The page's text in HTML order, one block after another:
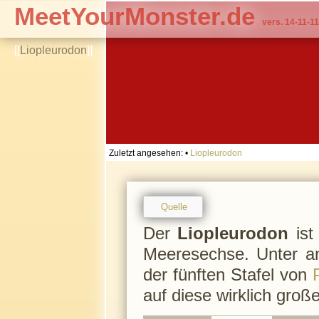
[[Liopleurodon]]
MeetYourMonster.de vers. 14-11-11
Zuletzt angesehen: • Liopleurodon
Quelle
Der Liopleurodon ist
Meeresechse. Unter
der fünften Stafel von
auf diese wirklich